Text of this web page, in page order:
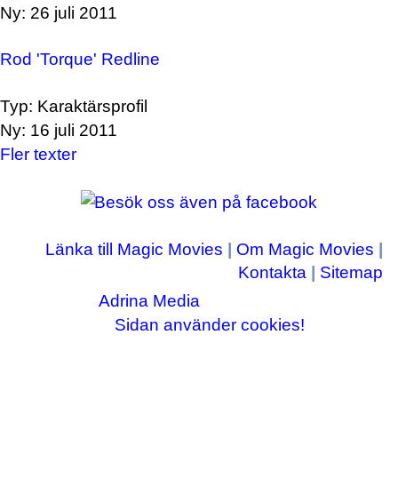
Ny: 26 juli 2011
Rod 'Torque' Redline
Typ: Karaktärsprofil
Ny: 16 juli 2011
Fler texter
Länka till Magic Movies Om Magic Movies
Kontakta
Sitemap
Copyright © 2003-2026Adrina Media
Sidan använder cookies!